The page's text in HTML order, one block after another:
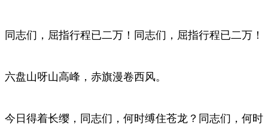
同志们，屈指行程已二万！同志们，屈指行程已二万！
六盘山呀山高峰，赤旗漫卷西风。
今日得着长缨，同志们，何时缚住苍龙？同志们，何时